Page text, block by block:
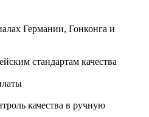
Германии, Гонконга и
стандартам качества
качества в ручную